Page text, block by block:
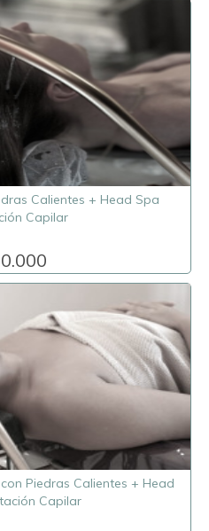
Calientes + Head Spa
Capilar
Piedras Calientes + Head
Capilar